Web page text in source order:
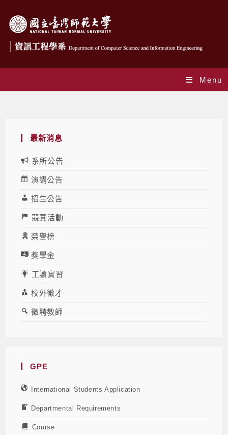
Menu
最新消息
系所公告
演講公告
招生公告
競賽活動
榮譽榜
獎學金
工讀實習
校外徵才
徵聘教師
GPE
International Students Application
Departmental Requirements
Course